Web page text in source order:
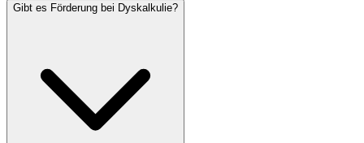
Gibt es Förderung bei Dyskalkulie?